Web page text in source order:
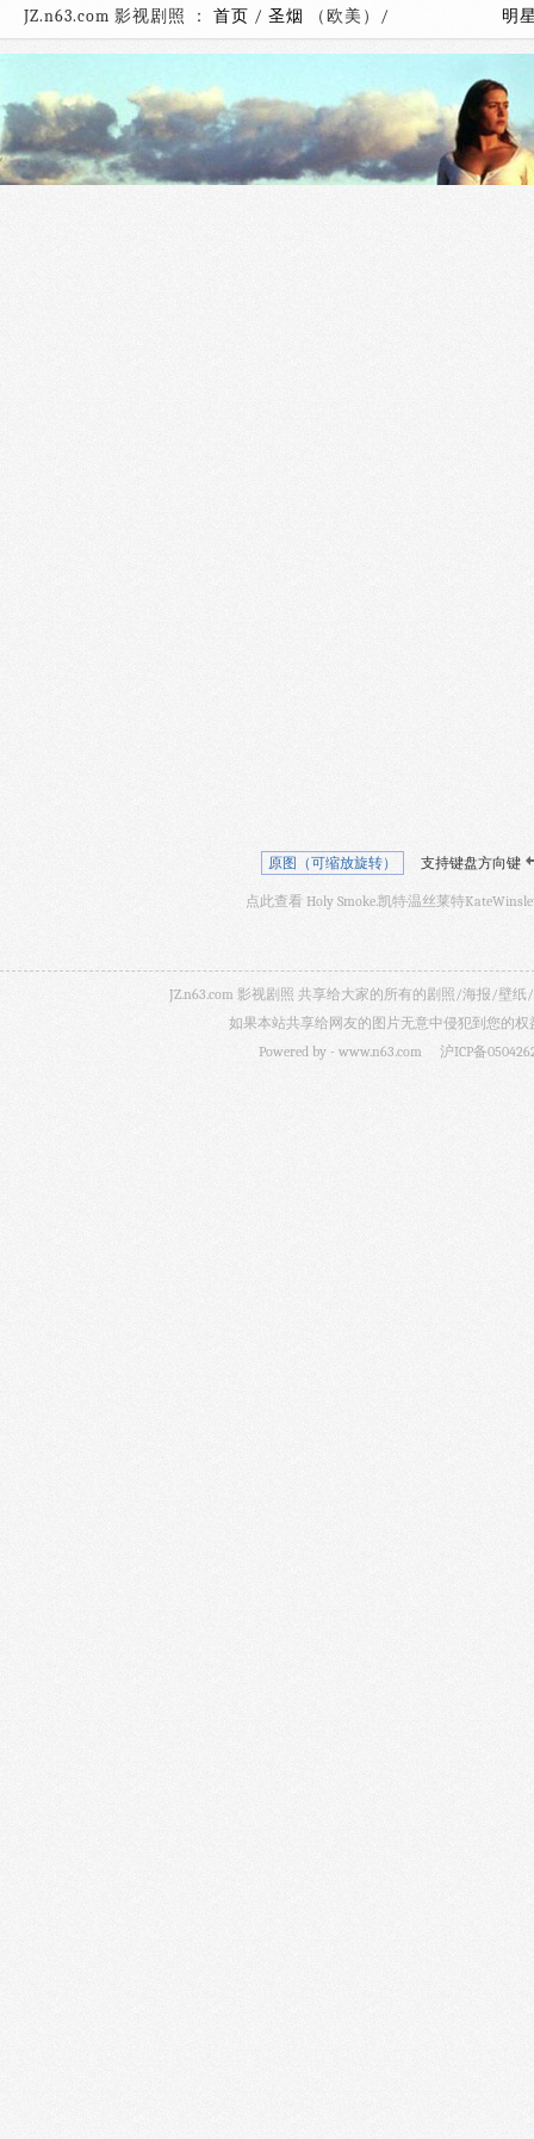
JZ.n63.com 影视剧照 ： 首页 / 圣烟 （欧美）/ 明
原图（可缩放旋转） 支持键盘方向键
点此查看 Holy Smoke.凯特·温丝莱特
JZ.n63.com 影视剧照 共享给大家的所有的剧照/海报/壁
如果本站共享给网友的图片无意中侵犯到您的
Powered by - www.n63.com 沪ICP备